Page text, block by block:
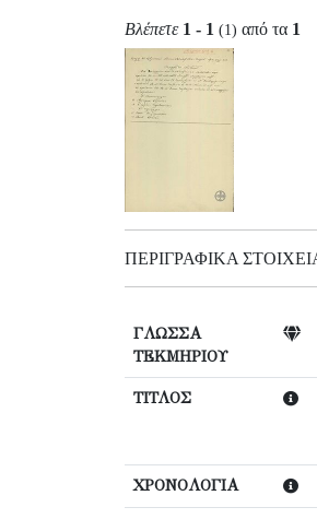
Βλέπετε 1 - 1 (1) από τα 1
ΠΕΡΙΓΡΑΦΙΚΆ
ΓΛΩΣΣΑ
ΤΕΚΜΗΡΙΟΥ
ΤΙΤΛΟΣ
ΧΡΟΝΟΛΟΓΙΑ